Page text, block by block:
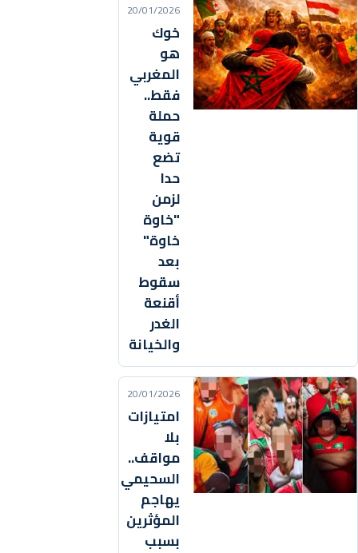
20/01/2026
خوك
هو
المغربي
فقط..
حملة
قوية
تضع
حدا
لزمن
"خاوة
خاوة"
بعد
سقوط
أقنعة
الغدر
والخيانة
20/01/2026
امتيازات
بلا
مواقف..
السحيمي
يهاجم
المؤثرين
بسبب